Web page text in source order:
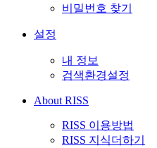
비밀번호 찾기
설정
내 정보
검색환경설정
About RISS
RISS 이용방법
RISS 지식더하기